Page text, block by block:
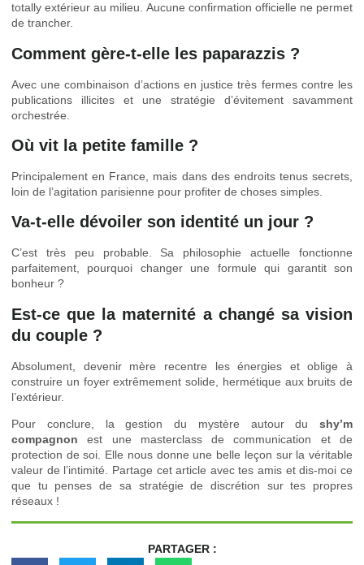
totally extérieur au milieu. Aucune confirmation officielle ne permet
de trancher.
Comment gère-t-elle les paparazzis ?
Avec une combinaison d’actions en justice très fermes contre les
publications illicites et une stratégie d’évitement savamment
orchestrée.
Où vit la petite famille ?
Principalement en France, mais dans des endroits tenus secrets,
loin de l’agitation parisienne pour profiter de choses simples.
Va-t-elle dévoiler son identité un jour ?
C’est très peu probable. Sa philosophie actuelle fonctionne
parfaitement, pourquoi changer une formule qui garantit son
bonheur ?
Est-ce que la maternité a changé sa vision
du couple ?
Absolument, devenir mère recentre les énergies et oblige à
construire un foyer extrêmement solide, hermétique aux bruits de
l’extérieur.
Pour conclure, la gestion du mystère autour du shy’m
compagnon est une masterclass de communication et de
protection de soi. Elle nous donne une belle leçon sur la véritable
valeur de l’intimité. Partage cet article avec tes amis et dis-moi ce
que tu penses de sa stratégie de discrétion sur tes propres
réseaux !
PARTAGER :